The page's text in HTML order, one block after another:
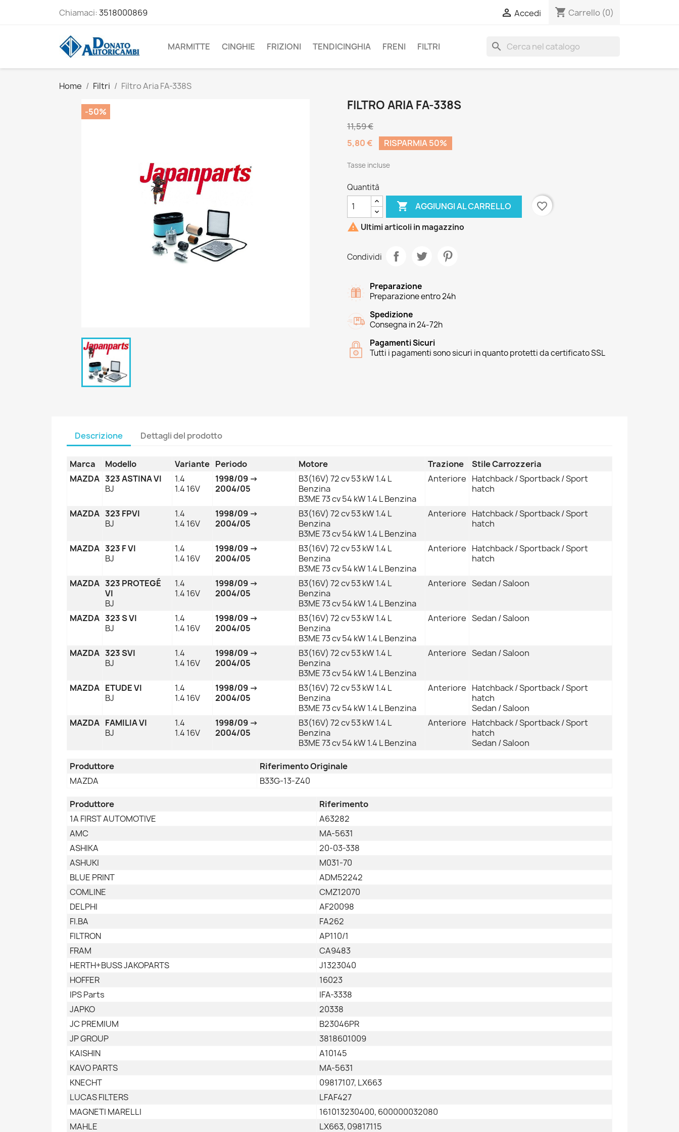
Chiamaci:3518000869  Accedi shopping_cart Carrello (0)
MARMITTE CINGHIE FRIZIONI TENDICINGHIA FRENI FILTRI search
Home Filtri Filtro Aria FA-338S
-50% FILTRO ARIA FA-338S
11,59 €
5,80 €
RISPARMIA 50%
Tasse incluse
Quantità
 AGGIUNGI AL CARRELLO
favorite_border
 Ultimi articoli in magazzino
Condividi
Preparazione
Preparazione entro 24h
Spedizione
Consegna in 24-72h
Pagamenti Sicuri
Tutti i pagamenti sono sicuri in quanto protetti da certificato SSL
Descrizione Dettagli del prodotto
Marca Modello Variante Periodo Motore Trazione
Stile Carrozzeria
MAZDA 323 ASTINA VI
BJ
1.4
1.4 16V
1998/09 →
2004/05
B3(16V) 72 cv 53 kW 1.4 L
Benzina
B3ME 73 cv 54 kW 1.4 L Benzina
Anteriore Hatchback / Sportback / Sport
hatch
MAZDA 323 FPVI
BJ
1.4
1.4 16V
1998/09 →
2004/05
B3(16V) 72 cv 53 kW 1.4 L
Benzina
B3ME 73 cv 54 kW 1.4 L Benzina
Anteriore Hatchback / Sportback / Sport
hatch
MAZDA 323 F VI
BJ
1.4
1.4 16V
1998/09 →
2004/05
B3(16V) 72 cv 53 kW 1.4 L
Benzina
B3ME 73 cv 54 kW 1.4 L Benzina
Anteriore Hatchback / Sportback / Sport
hatch
MAZDA 323 PROTEGÉ
VI
BJ
1.4
1.4 16V
1998/09 →
2004/05
B3(16V) 72 cv 53 kW 1.4 L
Benzina
B3ME 73 cv 54 kW 1.4 L Benzina
Anteriore Sedan / Saloon
MAZDA 323 S VI
BJ
1.4
1.4 16V
1998/09 →
2004/05
B3(16V) 72 cv 53 kW 1.4 L
Benzina
B3ME 73 cv 54 kW 1.4 L Benzina
Anteriore Sedan / Saloon
MAZDA 323 SVI
BJ
1.4
1.4 16V
1998/09 →
2004/05
B3(16V) 72 cv 53 kW 1.4 L
Benzina
B3ME 73 cv 54 kW 1.4 L Benzina
Anteriore Sedan / Saloon
MAZDA ETUDE VI
BJ
1.4
1.4 16V
1998/09 →
2004/05
B3(16V) 72 cv 53 kW 1.4 L
Benzina
B3ME 73 cv 54 kW 1.4 L Benzina
Anteriore Hatchback / Sportback / Sport
hatch
Sedan / Saloon
MAZDA FAMILIA VI
BJ
1.4
1.4 16V
1998/09 →
2004/05
B3(16V) 72 cv 53 kW 1.4 L
Benzina
B3ME 73 cv 54 kW 1.4 L Benzina
Anteriore Hatchback / Sportback / Sport
hatch
Sedan / Saloon
Produttore
Riferimento Originale
MAZDA
B33G-13-Z40
Produttore
Riferimento
1A FIRST AUTOMOTIVE
A63282
AMC
MA-5631
ASHIKA
20-03-338
ASHUKI
M031-70
BLUE PRINT
ADM52242
COMLINE
CMZ12070
DELPHI
AF20098
FI.BA
FA262
FILTRON
AP110/1
FRAM
CA9483
HERTH+BUSS JAKOPARTS
J1323040
HOFFER
16023
IPS Parts
IFA-3338
JAPKO
20338
JC PREMIUM
B23046PR
JP GROUP
3818601009
KAISHIN
A10145
KAVO PARTS
MA-5631
KNECHT
09817107, LX663
LUCAS FILTERS
LFAF427
MAGNETI MARELLI
161013230400, 600000032080
MAHLE
LX663, 09817115